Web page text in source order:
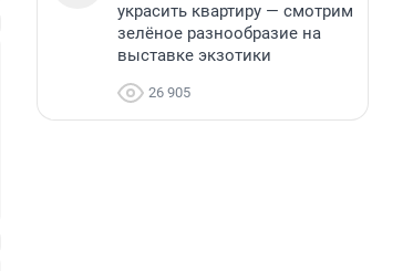
украсить квартиру — смотрим
зелёное разнообразие на
выставке экзотики
26 905